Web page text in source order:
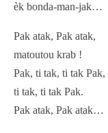
èk bonda-man-jak…
Pak atak, Pak atak,
matoutou krab !
Pak, ti tak, ti tak Pak,
ti tak, ti tak Pak.
Pak atak, Pak atak…